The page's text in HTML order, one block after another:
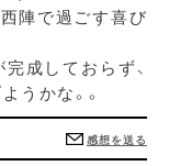
陣で過ごす喜び
成しておらず、
うかな。。
感想を送る